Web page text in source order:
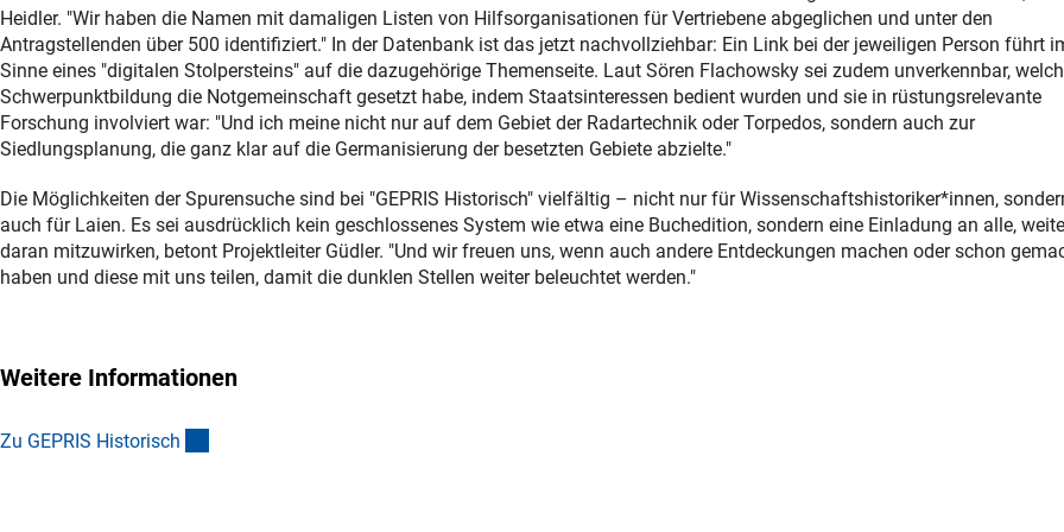
Heidler. "Wir haben die Namen mit damaligen Listen von Hilfsorganisationen für Vertriebene abgeglichen und unter den
Antragstellenden über 500 identifiziert." In der Datenbank ist das jetzt nachvollziehbar: Ein Link bei der jeweiligen Person führt
Sinne eines "digitalen Stolpersteins" auf die dazugehörige Themenseite. Laut Sören Flachowsky sei zudem unverkennbar,
Schwerpunktbildung die Notgemeinschaft gesetzt habe, indem Staatsinteressen bedient wurden und sie in rüstungsrelevante
Forschung involviert war: "Und ich meine nicht nur auf dem Gebiet der Radartechnik oder Torpedos, sondern auch zur
Siedlungsplanung, die ganz klar auf die Germanisierung der besetzten Gebiete abzielte."
Die Möglichkeiten der Spurensuche sind bei "GEPRIS Historisch" vielfältig – nicht nur für Wissenschaftshistoriker*innen,
auch für Laien. Es sei ausdrücklich kein geschlossenes System wie etwa eine Buchedition, sondern eine Einladung an alle,
daran mitzuwirken, betont Projektleiter Güdler. "Und wir freuen uns, wenn auch andere Entdeckungen machen oder schon
haben und diese mit uns teilen, damit die dunklen Stellen weiter beleuchtet werden."
Weitere Informationen
Zu GEPRIS Historisch